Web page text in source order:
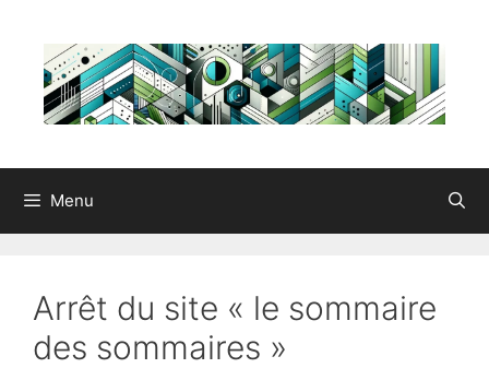
contenu
Menu
Arrêt du site « le sommaire
des sommaires »